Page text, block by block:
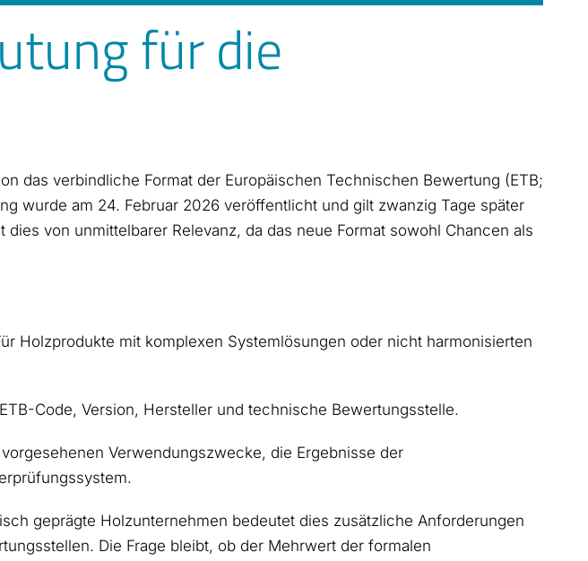
für die
das verbindliche Format der Europäischen Technischen Bewertung (ETB;
wurde am 24. Februar 2026 veröffentlicht und gilt zwanzig Tage später
von unmittelbarer Relevanz, da das neue Format sowohl Chancen als
Holzprodukte mit komplexen Systemlösungen oder nicht harmonisierten
Code, Version, Hersteller und technische Bewertungsstelle.
Verwendungszwecke, die Ergebnisse der
geprägte Holzunternehmen bedeutet dies zusätzliche Anforderungen
Die Frage bleibt, ob der Mehrwert der formalen